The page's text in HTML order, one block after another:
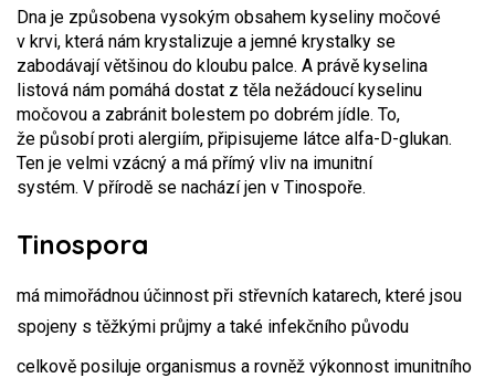
Dna je způsobena vysokým obsahem kyseliny močové
v krvi, která nám krystalizuje a jemné krystalky se
zabodávají většinou do kloubu palce. A právě kyselina
listová nám pomáhá dostat z těla nežádoucí kyselinu
močovou a zabránit bolestem po dobrém jídle. To,
že působí proti alergiím, připisujeme látce alfa-D-glukan.
Ten je velmi vzácný a má přímý vliv na imunitní
systém. V přírodě se nachází jen v Tinospoře.
Tinospora
má mimořádnou účinnost při střevních katarech, které jsou
spojeny s těžkými průjmy a také infekčního původu
celkově posiluje organismus a rovněž výkonnost imunitního